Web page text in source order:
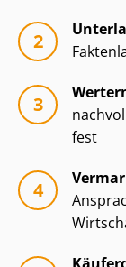
fest